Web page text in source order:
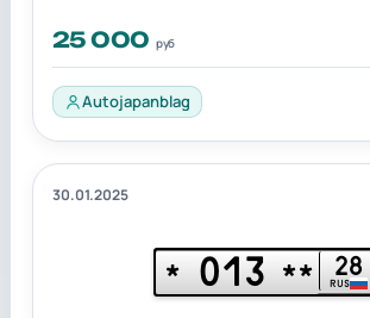
25 000 руб
Autojapanblag
30.01.2025
* 013 ** 28
RUS